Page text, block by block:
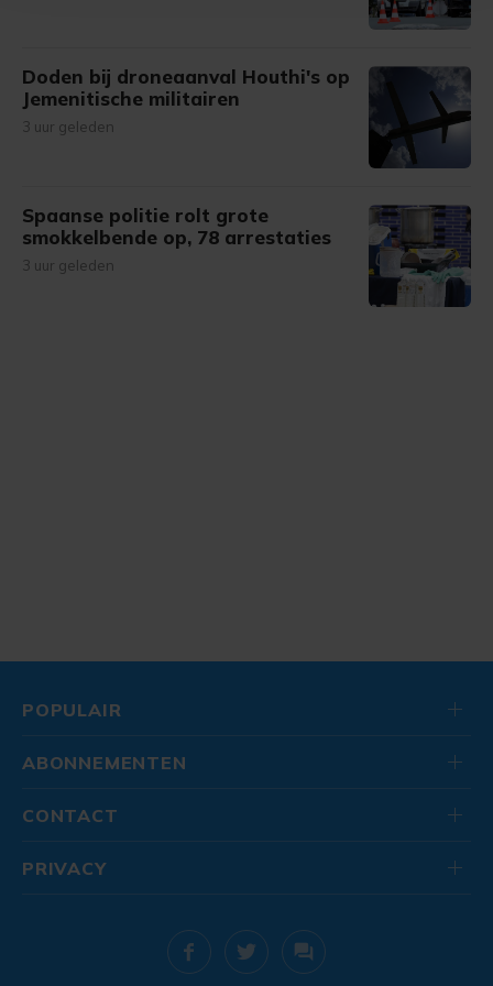
Doden bij droneaanval Houthi's op
Jemenitische militairen
3 uur geleden
Spaanse politie rolt grote
smokkelbende op, 78 arrestaties
3 uur geleden
POPULAIR
ABONNEMENTEN
CONTACT
PRIVACY